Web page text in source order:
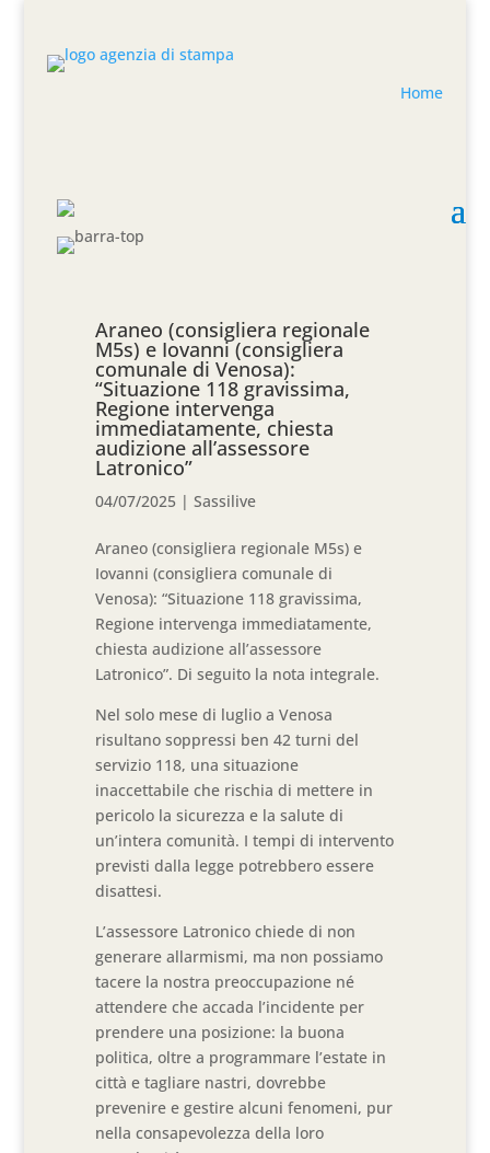
Home
Araneo (consigliera regionale
M5s) e Iovanni (consigliera
comunale di Venosa):
“Situazione 118 gravissima,
Regione intervenga
immediatamente, chiesta
audizione all’assessore
Latronico”
04/07/2025 |Sassilive
Araneo (consigliera regionale M5s) e
Iovanni (consigliera comunale di
Venosa): “Situazione 118 gravissima,
Regione intervenga immediatamente,
chiesta audizione all’assessore
Latronico”. Di seguito la nota integrale.
Nel solo mese di luglio a Venosa
risultano soppressi ben 42 turni del
servizio 118, una situazione
inaccettabile che rischia di mettere in
pericolo la sicurezza e la salute di
un’intera comunità. I tempi di intervento
previsti dalla legge potrebbero essere
disattesi.
L’assessore Latronico chiede di non
generare allarmismi, ma non possiamo
tacere la nostra preoccupazione né
attendere che accada l’incidente per
prendere una posizione: la buona
politica, oltre a programmare l’estate in
città e tagliare nastri, dovrebbe
prevenire e gestire alcuni fenomeni, pur
nella consapevolezza della loro